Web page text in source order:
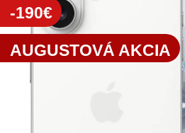
-190€
AUGUSTOVÁ AKCIA